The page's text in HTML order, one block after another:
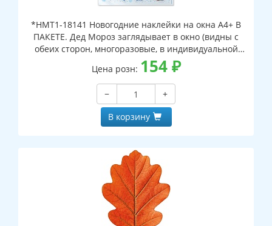
*НМТ1-18141 Новогодние наклейки на окна А4+ В
ПАКЕТЕ. Дед Мороз заглядывает в окно (видны с
обеих сторон, многоразовые, в индивидуальной
упаковке, с европодвесом и клеевым клапаном)
Цена розн: 154₽
−
+
В корзину